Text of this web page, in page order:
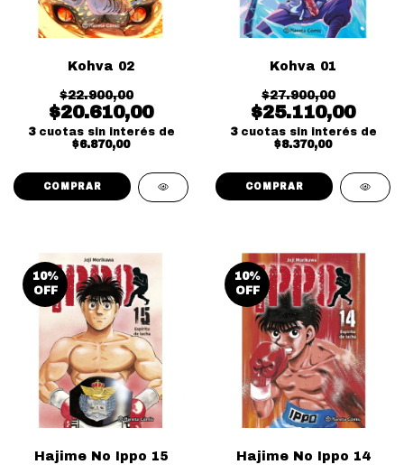
Kohva 02
$22.900,00
$20.610,00
3 cuotas sin interés de
$6.870,00
Kohva 01
$27.900,00
$25.110,00
3 cuotas sin interés de
$8.370,00
10%
OFF
Hajime No Ippo 15
10%
OFF
Hajime No Ippo 14